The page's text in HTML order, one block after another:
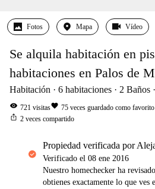
Fotos Mapa Vídeo
Se alquila habitación en
habitaciones en Palos de
Habitación 6 habitaciones 2 Baños
visibility 721 visitasfavorite 75 veces guardado como favorito
ios_share 2 veces compartido
propiedad verificada por
Verificado el 08 ene 2016
Nuestro homechecker ha
obtienes exactamente lo que ves